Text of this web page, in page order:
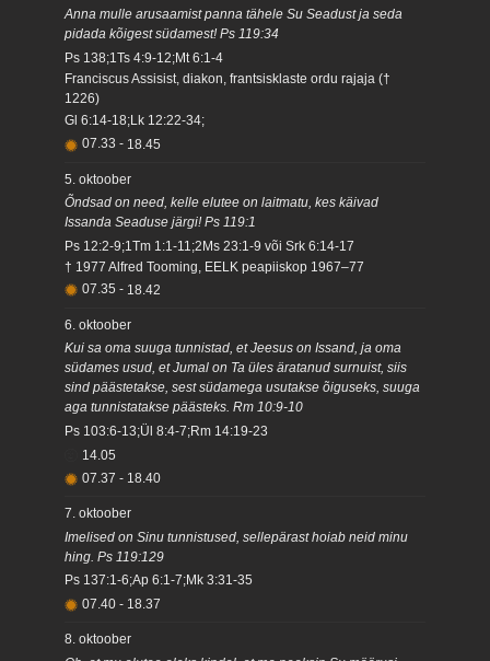
Anna mulle arusaamist panna tähele Su Seadust ja seda
pidada kõigest südamest! Ps 119:34
Ps 138;1Ts 4:9-12;Mt 6:1-4
Franciscus Assisist, diakon, frantsisklaste ordu rajaja (†
1226)
Gl 6:14-18;Lk 12:22-34;
07.33 - 18.45
5. oktoober
Õndsad on need, kelle elutee on laitmatu, kes käivad
Issanda Seaduse järgi! Ps 119:1
Ps 12:2-9;1Tm 1:1-11;2Ms 23:1-9 või Srk 6:14-17
† 1977 Alfred Tooming, EELK peapiiskop 1967–77
07.35 - 18.42
6. oktoober
Kui sa oma suuga tunnistad, et Jeesus on Issand, ja oma
südames usud, et Jumal on Ta üles äratanud surnuist, siis
sind päästetakse, sest südamega usutakse õiguseks, suuga
aga tunnistatakse päästeks. Rm 10:9-10
Ps 103:6-13;Ül 8:4-7;Rm 14:19-23
14.05
07.37 - 18.40
7. oktoober
Imelised on Sinu tunnistused, sellepärast hoiab neid minu
hing. Ps 119:129
Ps 137:1-6;Ap 6:1-7;Mk 3:31-35
07.40 - 18.37
8. oktoober